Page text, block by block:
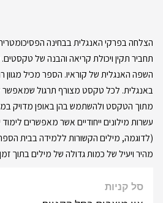
הצלחה בפרקי האנגלית בבחינה
תחביר תקין ויכולת קריאה והבנה של
השפה האנגלית של קוראיו. הספר מכיל
באנגלית. לכל טקסט מצורף תרגול שמאפשר
מתוך הטקסט ולהשתמש בהן באופן מדויק
עשרות מילונים ייחודיים אשר מאפשרים
(לדוגמה, מילים הקשורות ללמידה בבית
מהיר ויעיל של כמות גדולה של מילים בתוך
סל קניות